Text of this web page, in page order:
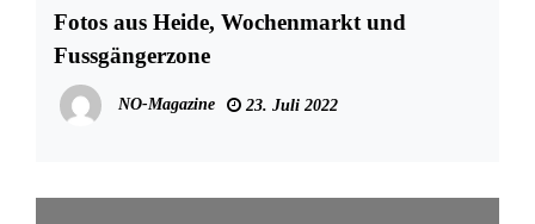
Fotos aus Heide, Wochenmarkt und
Fussgängerzone
NO-Magazine 23. Juli 2022